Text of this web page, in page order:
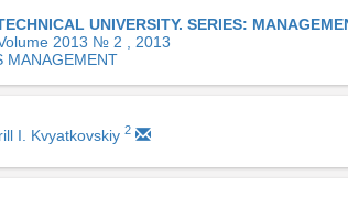
UNIVERSITY. SERIES:
2013 № 2 , 2013
MANAGEMENT
I. Kvyatkovskiy 2